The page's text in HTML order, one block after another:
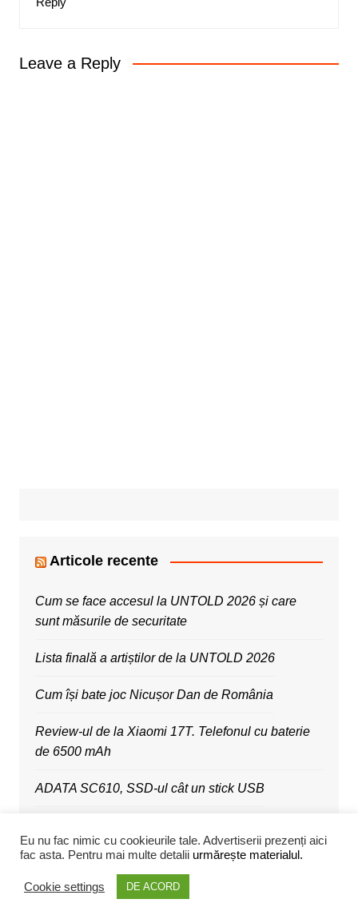
Leave a Reply
Articole recente
Cum se face accesul la UNTOLD 2026 și care
sunt măsurile de securitate
Lista finală a artiștilor de la UNTOLD 2026
Cum își bate joc Nicușor Dan de România
Review-ul de la Xiaomi 17T. Telefonul cu baterie
de 6500 mAh
ADATA SC610, SSD-ul cât un stick USB
aspirator
Xiaomi 17T vine cu zoom 5x și Leica Live Moment
Eu nu fac nimic cu cookieurile tale. Advertiserii prezenți aici
fac asta. Pentru mai multe detalii urmărește materialul.
Cookie settings DE ACORD